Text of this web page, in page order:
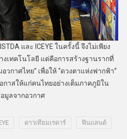
และ ICEYE ในครั้งนี้ จึงไม่เพียง
เทคโนโลยี แต่คือการสร้างฐานรากที่
วกาศไทย” เพื่อให้ “ดวงตาแห่งฟากฟ้า”
กาสให้แก่คนไทยอย่างเต็มภาคภูมิใน
มูลจากอวกาศ
ดาวเทียมเรดาร์
ฟินแลนด์